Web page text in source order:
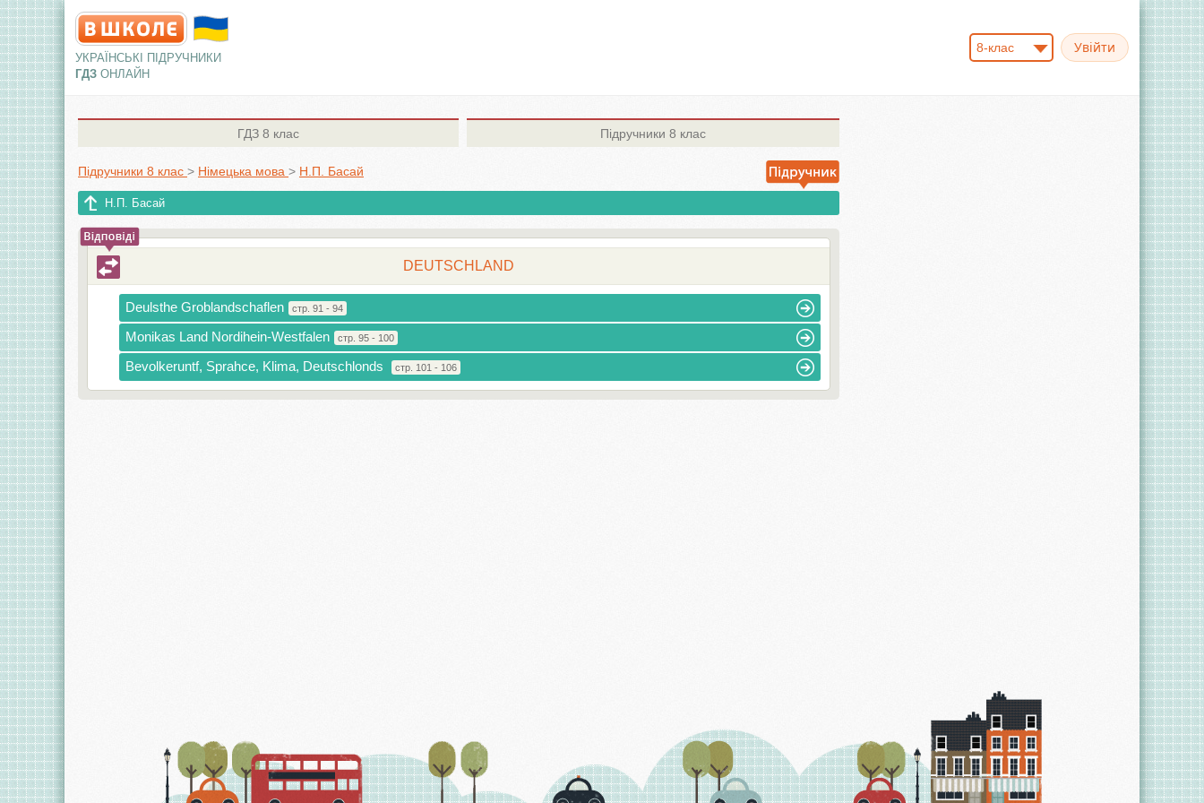
УКРАЇНСЬКІ ПІДРУЧНИКИ
ГДЗ ОНЛАЙН
8-клас
ГДЗ 8 клас Підручники 8 клас
Підручники 8 клас > Німецька мова > Н.П. Басай
Н.П. Басай
DEUTSCHLAND
Deulsthe Groblandschaflen стр. 91 - 94
Monikas Land Nordihein-Westfalen стр. 95 - 100
Bevolkeruntf, Sprahce, Klima, Deutschlonds стр. 101 - 106